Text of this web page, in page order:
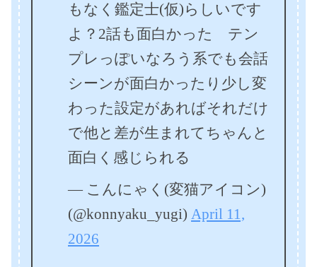
もなく鑑定士(仮)らしいです
よ？2話も面白かった テン
プレっぽいなろう系でも会話
シーンが面白かったり少し変
わった設定があればそれだけ
で他と差が生まれてちゃんと
面白く感じられる
— こんにゃく(変猫アイコン)
(@konnyaku_yugi) April 11,
2026